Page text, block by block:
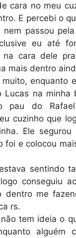
cara no meu
E percebi o
nem passou
eu até
na cara dele
mais dentro
enquanto
Lucas na minha
pau do
cuzinho que
Ele
foi e colocou
sentindo
conseguiu
dentro me
rs.
tem ideia o
alguém